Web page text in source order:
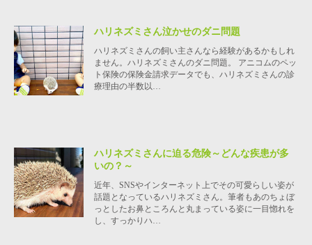
ハリネズミさん泣かせのダニ問題
ハリネズミさんの飼い主さんなら経験があるかもしれ
ません。ハリネズミさんのダニ問題。 アニコムのペッ
ト保険の保険金請求データでも、ハリネズミさんの診
療理由の半数以…
ハリネズミさんに迫る危険～どんな疾患が多
いの？～
近年、SNSやインターネット上でその可愛らしい姿が
話題となっているハリネズミさん。筆者もあのちょぼ
っとしたお鼻ところんと丸まっている姿に一目惚れを
し、すっかりハ…